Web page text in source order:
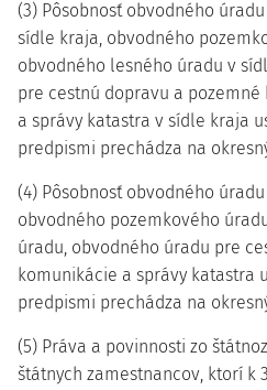
(3) Pôsobnosť obvodného
sídle kraja, obvodného
obvodného lesného úradu v
pre cestnú dopravu a
a správy katastra v sídle kraja
predpismi prechádza na
(4) Pôsobnosť obvodného
obvodného pozemkového
úradu, obvodného úradu pre
komunikácie a správy katastra
predpismi prechádza na
(5) Práva a povinnosti zo
štátnych zamestnancov, ktorí k